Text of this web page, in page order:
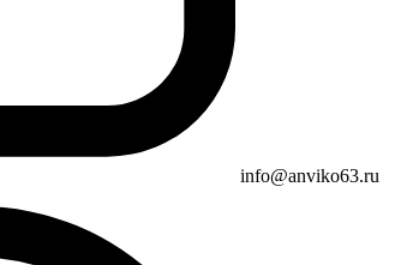
info@anviko63.ru